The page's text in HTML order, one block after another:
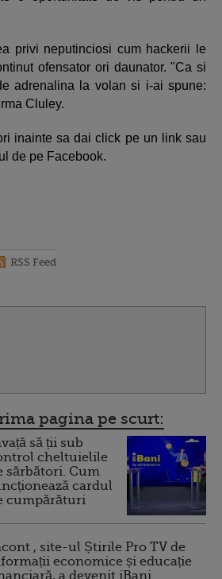
privi neputinciosi cum hackerii le
ofensator ori daunator. "Ca si
adrenalina la volan si i-ai spune:
Cluley.
inainte sa dai click pe un link sau
de pe Facebook.
RSS Feed
pagina pe scurt:
să ții sub
cheltuielile
sărbători. Cum
cardul
cumpărături
, site-ul Știrile Pro TV de
economice și educație
a devenit iBani